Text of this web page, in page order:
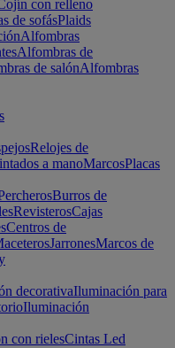
con relleno
de sofásPlaids
Alfombras
Alfombras de
de salónAlfombras
Relojes de
a manoMarcosPlacas
Burros de
RevisterosCajas
Centros de
JarronesMarcos de
decorativaIluminación para
Iluminación
con rielesCintas Led